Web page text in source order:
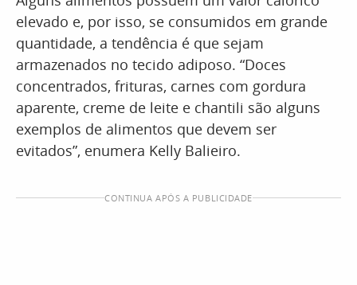
elevado e, por isso, se consumidos em grande
quantidade, a tendência é que sejam
armazenados no tecido adiposo. “Doces
concentrados, frituras, carnes com gordura
aparente, creme de leite e chantili são alguns
exemplos de alimentos que devem ser
evitados”, enumera Kelly Balieiro.
CONTINUA APÓS A PUBLICIDADE